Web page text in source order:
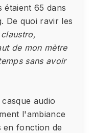
étaient 65 dans
De quoi ravir les
de mon mètre
sans avoir
audio
l'ambiance
en fonction de